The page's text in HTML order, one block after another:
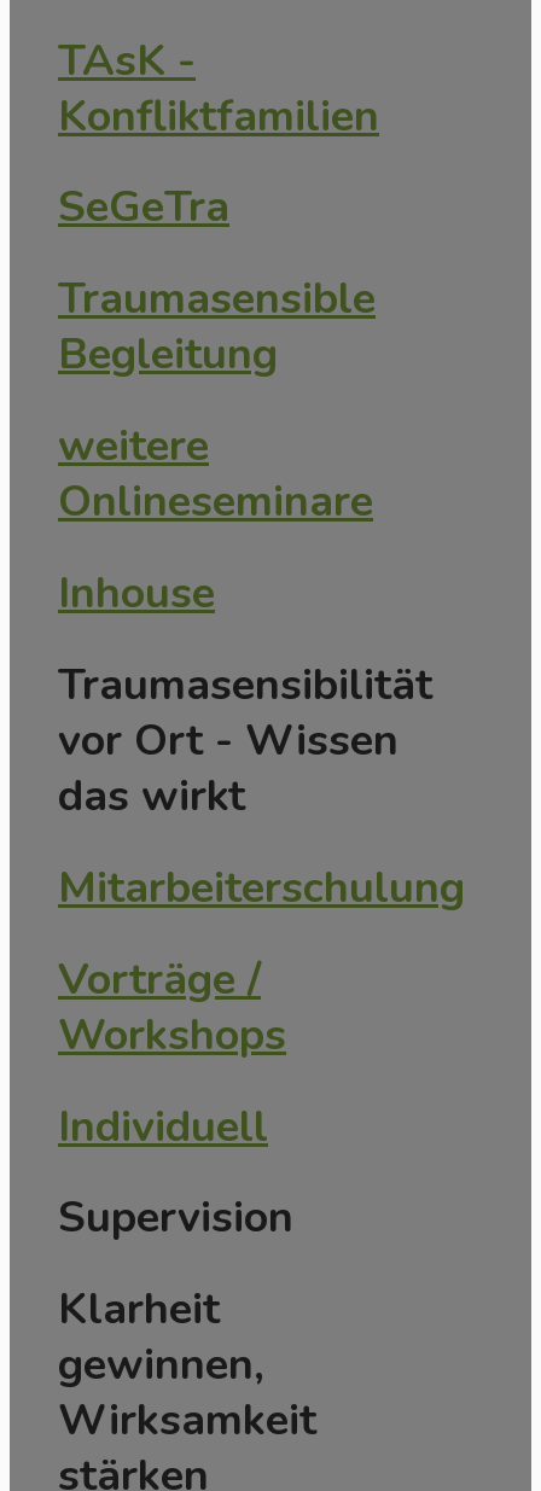
TAsK -
Konfliktfamilien
SeGeTra
Traumasensible
Begleitung
weitere
Onlineseminare
Inhouse
Traumasensibilität
vor Ort - Wissen
das wirkt
Mitarbeiterschulung
Vorträge /
Workshops
Individuell
Supervision
Klarheit
gewinnen,
Wirksamkeit
stärken